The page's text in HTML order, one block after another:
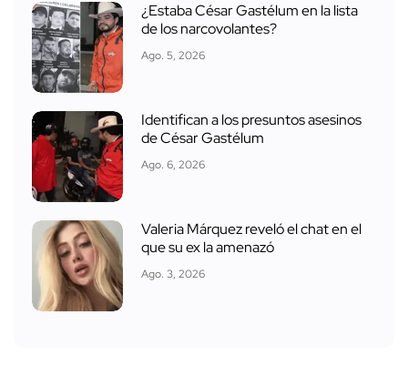
¿Estaba César Gastélum en la lista
de los narcovolantes?
Ago. 5, 2026
Identifican a los presuntos asesinos
de César Gastélum
Ago. 6, 2026
Valeria Márquez reveló el chat en el
que su ex la amenazó
Ago. 3, 2026